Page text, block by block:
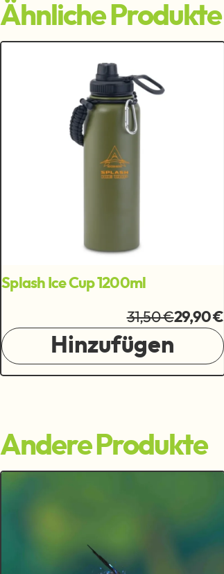
Ähnliche Produkte
Splash Ice Cup 1200ml
31,50 €29,90 €
Hinzufügen
Andere Produkte